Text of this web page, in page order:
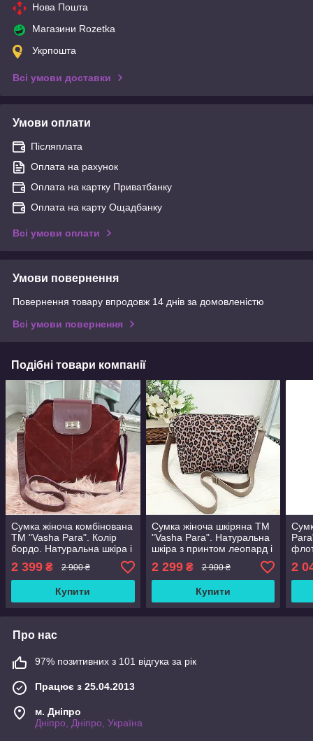
Нова Пошта
Магазини Rozetka
Укрпошта
Всі умови доставки
Умови оплати
Післяплата
Оплата на рахунок
Оплата на картку Приватбанку
Оплата на карту Ощадбанку
Всі умови оплати
Умови повернення
Повернення товару впродовж 14 днів за домовленістю
Всі умови повернення
Подібні товари компанії
Сумка жіноча комбінована
ТМ "Vasha Para". Колір
бордо. Натуральна шкіра і
2 399 ₴ 2 900 ₴
Купити
Сумка жіноча шкіряна ТМ
"Vasha Para". Натуральна
шкіра з принтом леопард і
2 299₴ 2 900 ₴
Купити
2
Про нас
97% позитивних з 101 відгука за рік
Працює з 25.04.2013
м. Дніпро
Дніпро, Дніпро, Україна